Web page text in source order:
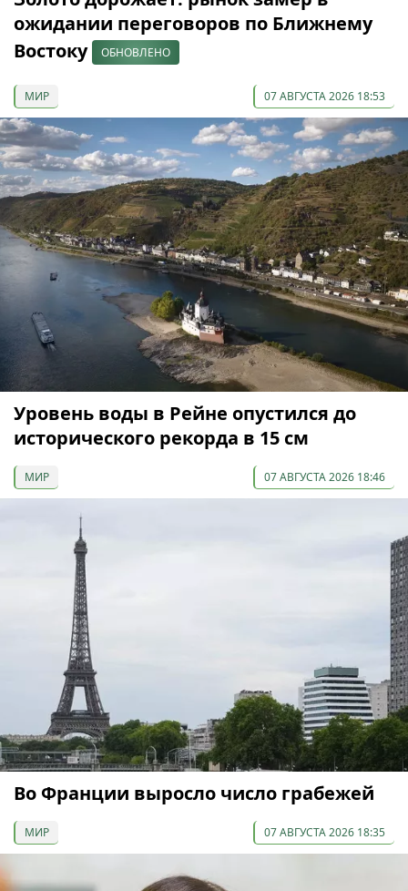
ожидании переговоров по Ближнему
Востоку
ОБНОВЛЕНО
МИР 07 АВГУСТА 2026 18:53
Уровень воды в Рейне опустился до
исторического рекорда в 15 см
МИР 07 АВГУСТА 2026 18:46
Во Франции выросло число грабежей
МИР 07 АВГУСТА 2026 18:35